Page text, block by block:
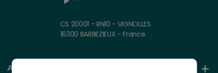
CS 20001 - RN10 - VIGNOLLES
16300 BARBEZIEUX - France
AIDE ET INFORMATION